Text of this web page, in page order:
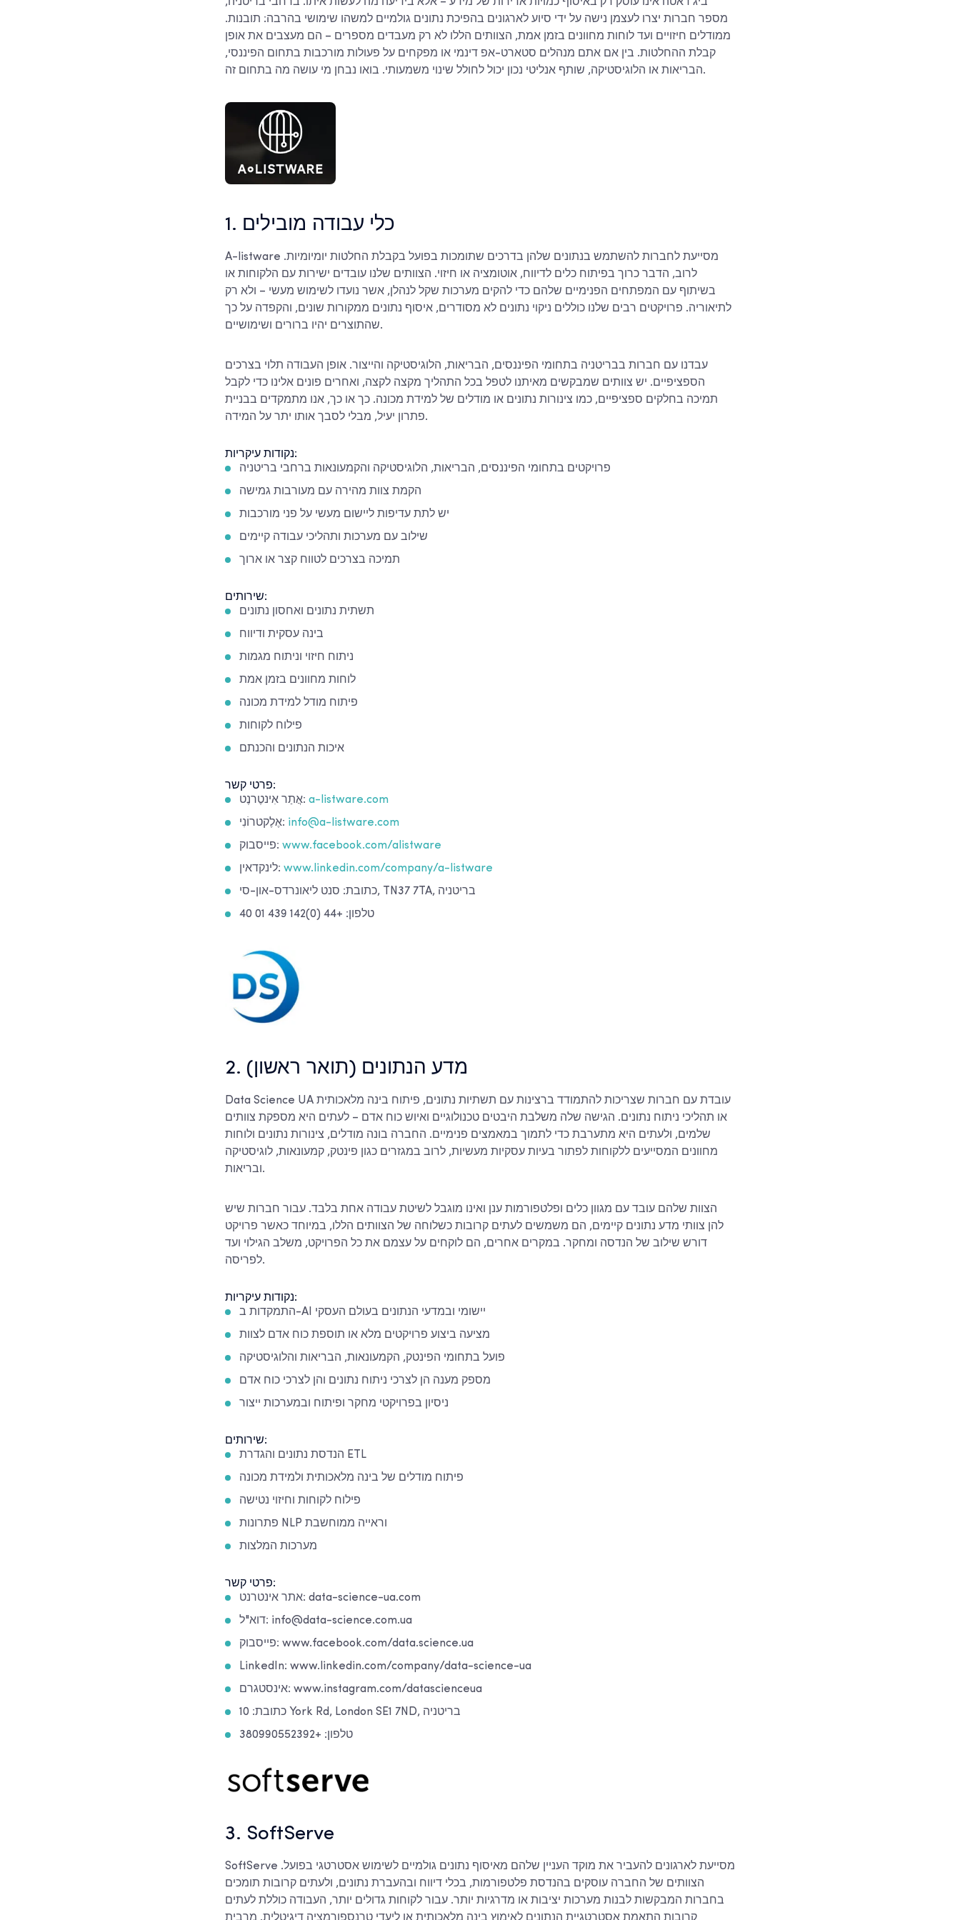
מספר חברות יצרו לעצמן נישה על ידי סיוע לארגונים בהפיכת נתונים גולמיים למשהו שימושי בהרבה: תובנות.
ממודלים חיזויים ועד לוחות מחוונים בזמן אמת, הצוותים הללו לא רק מעבדים מספרים – הם מעצבים את אופן
קבלת ההחלטות. בין אם אתם מנהלים סטארט-אפ דינמי או מפקחים על פעולות מורכבות בתחום הפיננסי,
הבריאות או הלוגיסטיקה, שותף אנליטי נכון יכול לחולל שינוי משמעותי. בואו נבחן מי עושה מה בתחום זה.
1. כלי עבודה מובילים
A-listware מסייעת לחברות להשתמש בנתונים שלהן בדרכים שתומכות בפועל בקבלת החלטות יומיומיות.
לרוב, הדבר כרוך בפיתוח כלים לדיווח, אוטומציה או חיזוי. הצוותים שלנו עובדים ישירות עם הלקוחות או
בשיתוף עם המפתחים הפנימיים שלהם כדי להקים מערכות שקל לנהלן, אשר נועדו לשימוש מעשי – ולא רק
לתיאוריה. פרויקטים רבים שלנו כוללים ניקוי נתונים לא מסודרים, איסוף נתונים ממקורות שונים, והקפדה על כך
שהתוצרים יהיו ברורים ושימושיים.
עבדנו עם חברות בבריטניה בתחומי הפיננסים, הבריאות, הלוגיסטיקה והייצור. אופן העבודה תלוי בצרכים
הספציפיים. יש צוותים שמבקשים מאיתנו לטפל בכל התהליך מקצה לקצה, ואחרים פונים אלינו כדי לקבל
תמיכה בחלקים ספציפיים, כמו צינורות נתונים או מודלים של למידת מכונה. כך או כך, אנו מתמקדים בבניית
פתרון יעיל, מבלי לסבך אותו יתר על המידה.
נקודות עיקריות:
פרויקטים בתחומי הפיננסים, הבריאות, הלוגיסטיקה והקמעונאות ברחבי בריטניה
הקמת צוות מהירה עם מעורבות גמישה
יש לתת עדיפות ליישום מעשי על פני מורכבות
שילוב עם מערכות ותהליכי עבודה קיימים
תמיכה בצרכים לטווח קצר או ארוך
שירותים:
תשתית נתונים ואחסון נתונים
בינה עסקית ודיווח
ניתוח חיזוי וניתוח מגמות
לוחות מחוונים בזמן אמת
פיתוח מודל למידת מכונה
פילוח לקוחות
איכות הנתונים והכנתם
פרטי קשר:
אֲתַר אִינטֶרנֶט: a-listware.com
אֶלֶקטרוֹנִי: info@a-listware.com
פייסבוק: www.facebook.com/alistware
לינקדאין: www.linkedin.com/company/a-listware
כתובת: סנט ליאונרדס-און-סי, TN37 7TA, בריטניה
טלפון: +44 (0)142 439 01 40
2. מדע הנתונים (תואר ראשון)
Data Science UA עובדת עם חברות שצריכות להתמודד ברצינות עם תשתיות נתונים, פיתוח בינה מלאכותית
או תהליכי ניתוח נתונים. הגישה שלה משלבת היבטים טכנולוגיים ואיוש כוח אדם – לעתים היא מספקת צוותים
שלמים, ולעתים היא מתערבת כדי לתמוך במאמצים פנימיים. החברה בונה מודלים, צינורות נתונים ולוחות
מחוונים המסייעים ללקוחות לפתור בעיות עסקיות מעשיות, לרוב במגזרים כגון פינטק, קמעונאות, לוגיסטיקה
ובריאות.
הצוות שלהם עובד עם מגוון כלים ופלטפורמות ענן ואינו מוגבל לשיטת עבודה אחת בלבד. עבור חברות שיש
להן צוותי מדע נתונים קיימים, הם משמשים לעתים קרובות כשלוחה של הצוותים הללו, במיוחד כאשר פרויקט
דורש שילוב של הנדסה ומחקר. במקרים אחרים, הם לוקחים על עצמם את כל הפרויקט, משלב הגילוי ועד
לפריסה.
נקודות עיקריות:
התמקדות ב-AI יישומי ובמדעי הנתונים בעולם העסקי
מציעה ביצוע פרויקטים מלא או תוספת כוח אדם לצוות
פועל בתחומי הפינטק, הקמעונאות, הבריאות והלוגיסטיקה
מספק מענה הן לצרכי ניתוח נתונים והן לצרכי כוח אדם
ניסיון בפרויקטי מחקר ופיתוח ובמערכות ייצור
שירותים:
הנדסת נתונים והגדרת ETL
פיתוח מודלים של בינה מלאכותית ולמידת מכונה
פילוח לקוחות וחיזוי נטישה
פתרונות NLP וראייה ממוחשבת
מערכות המלצות
פרטי קשר:
אתר אינטרנט: data-science-ua.com
דוא"ל: info@data-science.com.ua
פייסבוק: www.facebook.com/data.science.ua
LinkedIn: www.linkedin.com/company/data-science-ua
אינסטגרם: www.instagram.com/datascienceua
כתובת: 10 York Rd, London SE1 7ND, בריטניה
טלפון: +380990552392
3. SoftServe
SoftServe מסייעת לארגונים להעביר את מוקד העניין שלהם מאיסוף נתונים גולמיים לשימוש אסטרטגי בפועל.
הצוותים של החברה עוסקים בהנדסת פלטפורמות, בכלי דיווח ובהעברת נתונים, ולעתים קרובות תומכים
בחברות המבקשות לבנות מערכות יציבות או מדרגיות יותר. עבור לקוחות גדולים יותר, העבודה כוללת לעתים
קרובות התאמת אסטרטגיית הנתונים לאימוץ בינה מלאכותית או ליעדי טרנספורמציה דיגיטלית. מרבית